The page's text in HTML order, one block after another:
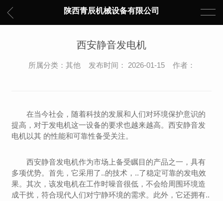
陕西青辰机械设备有限公司
西安静音发电机
所属分类：其他 发布时间： 2026-01-15 作者：
在当今社会，随着科技的发展和人们对环境保护意识的
提高，对于发电机这一设备的要求也越来越高。西安静音发
电机以其 的性能和可靠性备受关注。
西安静音发电机作为市场上备受瞩目的产品之一，具有
多项优势。首先，它采用了..的技术，..了稳定可靠的发电效
果。其次，该发电机在工作时噪音很低，不会给周围环境造
成干扰，符合现代人们对宁静环境的需求。此外，它还拥有..